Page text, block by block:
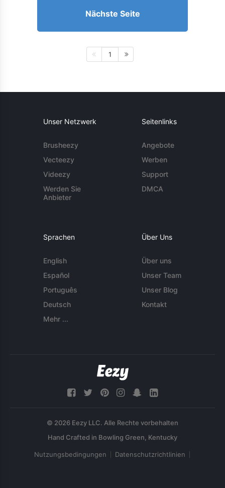
Nächste Seite
1
Unser Netzwerk
Brusheezy
Vecteezy
Videezy
Werden Sie
Anbieter
Seitenlinks
Angebote
Werben
Support
DMCA
Sprachen
English
Español
Português
Deutsch
Mehr ...
Über Uns
Über uns
Unser Team
Unser Blog
Kontakt
© 2026 Eezy LLC. Alle Rechte vorbehalten
Nutzungsbedingungen Datenschutzrichtlinien